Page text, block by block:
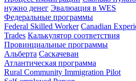
нужно денег Эвалюация в WES
Федеральные программы
Federal Skilled Worker Canadian
Trades Калькулятор соответствия
Провинциальные программы
Альберта Саскачеван
Атлантическая программа
Rural Community Immigration Pilot